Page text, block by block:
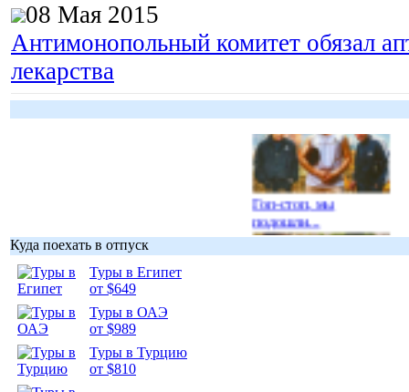
08 Мая 2015
Антимонопольный комитет обязал
лекарства
Гоп-стоп, мы
подошли...
Куда поехать в отпуск
Туры в Египет
от $649
Туры в ОАЭ
от $989
Туры в Турцию
от $810